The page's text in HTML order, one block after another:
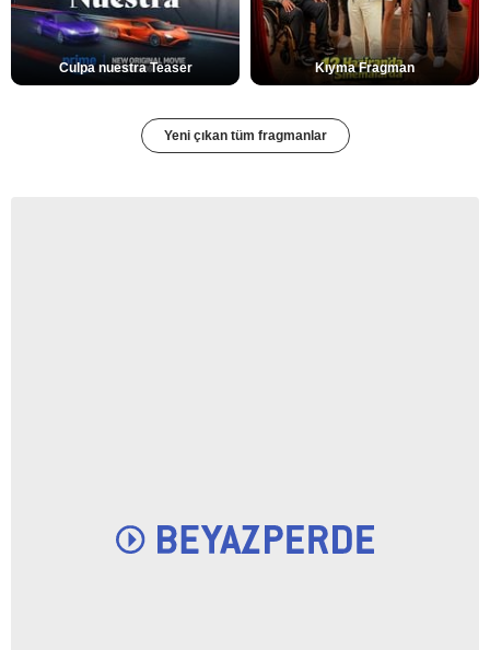
Culpa nuestra Teaser Kıyma Fragman
Yeni çıkan tüm fragmanlar